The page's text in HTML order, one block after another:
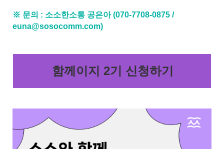
※ 문의 : 소소한소통 공은아 (070-7708-0875 /
euna@sosocomm.com)
함께이지 2기 신청하기